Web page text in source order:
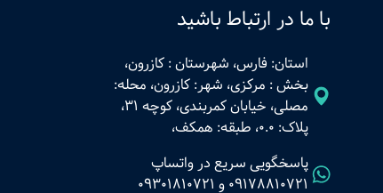
با ما در ارتباط باشید
استان: فارس، شهرستان : کازرون،
بخش : مرکزی، شهر: کازرون، محله:
مصلی، خیابان کمربندی، کوچه 31،
پلاک: 0.0، طبقه: همکف،
پاسخگویی سریع در واتساپ
09178810721 و 09301810721